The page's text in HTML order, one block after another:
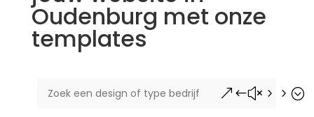
Oudenburg met onze
templates
&#x55;